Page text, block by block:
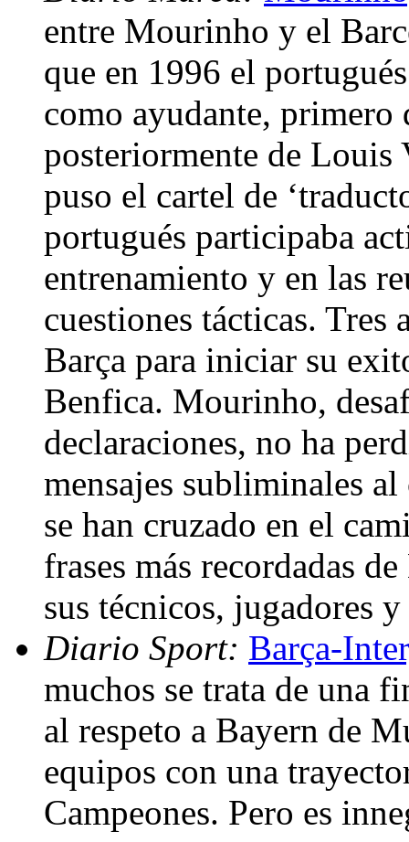
entre Mourinho y el
que en 1996 el
como ayudante,
posteriormente de Louis
puso el cartel de
portugués participaba
entrenamiento y en las
cuestiones tácticas. Tres
Barça para iniciar su
Benfica. Mourinho,
declaraciones, no ha
mensajes subliminales
se han cruzado en el
frases más recordadas
sus técnicos, jugadores
Diario Sport: Barça-
muchos se trata de una
al respeto a Bayern de
equipos con una
Campeones. Pero es